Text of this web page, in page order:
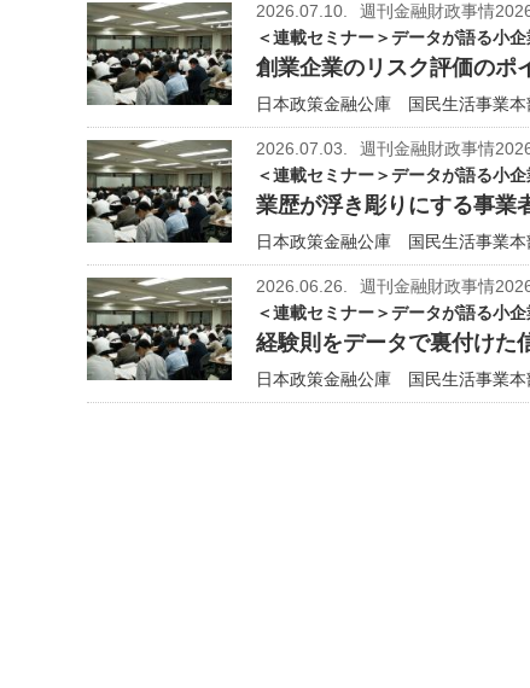
2026.07.10.
週刊金融財政事情
＜連載セミナー＞データが語る小
創業企業のリスク評価のポ
日本政策金融公庫 国民生活事業
2026.07.03.
週刊金融財政事情
＜連載セミナー＞データが語る小
業歴が浮き彫りにする事業
日本政策金融公庫 国民生活事業
2026.06.26.
週刊金融財政事情
＜連載セミナー＞データが語る小
経験則をデータで裏付けた
日本政策金融公庫 国民生活事業